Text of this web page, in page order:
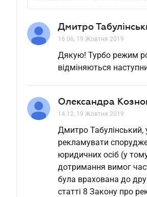
Дмитро
16.06, 19 Жовтня 2019
Дякую! Турбо режим
відміняються
Олександра
14.12, 19 Жовтня 2019
Дмитро Табулінський,
рекламувати
юридичних осіб (у
дотримання вимог
була врахована до
статті 8 Закону про